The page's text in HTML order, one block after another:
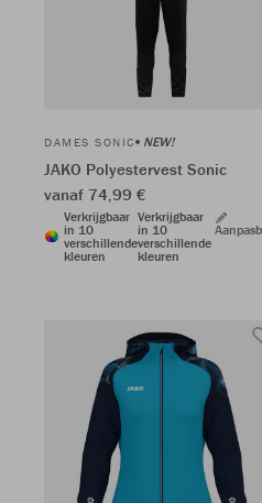
DAMES SONIC NEW!
JAKO Polyestervest Sonic
vanaf 74,99 €
Verkrijgbaar
in 10
verschillende
kleuren
Verkrijgbaar
in 10
verschillende
kleuren